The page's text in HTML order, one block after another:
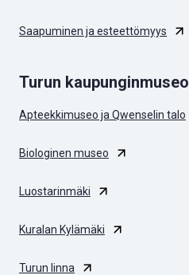
Saapuminen ja esteettömyys
Turun kaupunginmuseo
Apteekkimuseo ja Qwenselin talo
Biologinen museo
Luostarinmäki
Kuralan Kylämäki
Turun linna